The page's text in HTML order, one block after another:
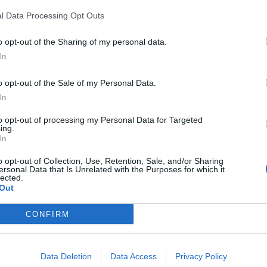
Data Processing Opt Outs
opt-out of the Sharing of my personal data.
opt-out of the Sale of my Personal Data.
opt-out of processing my Personal Data for Targeted
opt-out of Collection, Use, Retention, Sale, and/or Sharing
Data that Is Unrelated with the Purposes for which it
CONFIRM
Data Deletion Data Access Privacy Policy
Δημάρχου Πάτμου με τον
Πατριάρχη στο Φανάρι
ιδιαίτερα θερμό και ουσιαστικό κλίμα
η συνάντηση του Παναγιωτάτου Οικουμενικού
με τον Δήμαρχο Πάτμου Νικήτα Τσαμπαλάκη,
τη διάρκεια της συνάντησης, ο Δήμαρχος Πάτμου
πρόσκληση προς τον Οικουμενικό Πατριάρχη για
επίσκεψη στην Πάτμος, μετά από πολλά έτη,
οικογένειες με παιδιά για να
κλείσιμο κινδυνεύει το μικρότερο σχολείο της Ευρώπης,